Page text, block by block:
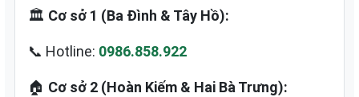
🏛️ Cơ sở 1 (Ba Đình & Tây Hồ):
📞 Hotline: 0986.858.922
🏠 Cơ sở 2 (Hoàn Kiếm & Hai Bà Trưng):